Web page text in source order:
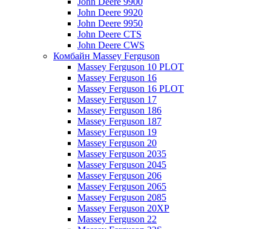
John Deere 9920
John Deere 9950
John Deere CTS
John Deere CWS
Комбайн Massey Ferguson
Massey Ferguson 10 PLOT
Massey Ferguson 16
Massey Ferguson 16 PLOT
Massey Ferguson 17
Massey Ferguson 186
Massey Ferguson 187
Massey Ferguson 19
Massey Ferguson 20
Massey Ferguson 2035
Massey Ferguson 2045
Massey Ferguson 206
Massey Ferguson 2065
Massey Ferguson 2085
Massey Ferguson 20XP
Massey Ferguson 22